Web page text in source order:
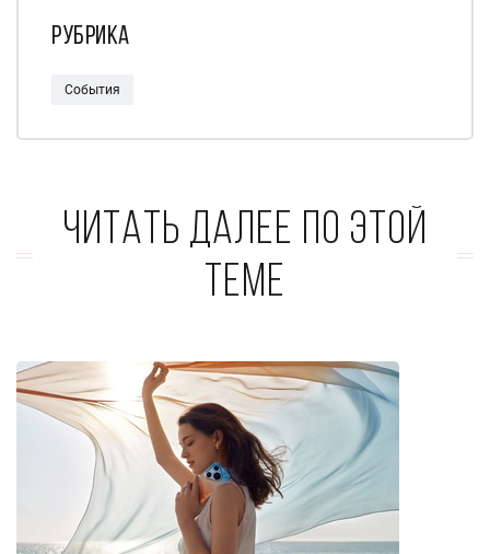
Рубрика
События
Читать далее по этой
теме